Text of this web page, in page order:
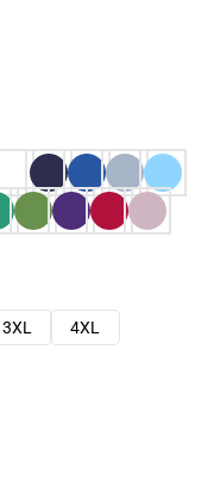
3XL
4XL